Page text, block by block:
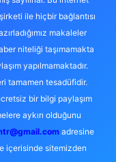
ile hiçbir bağlantısı
makaleler
niteliği taşımamakta
yapılmamaktadır.
tamamen tesadüfidir.
bir bilgi paylaşım
aykırı olduğunu
adresine
içerisinde sitemizden